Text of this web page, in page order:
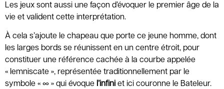
Les jeux sont aussi une façon d’évoquer le premier âge de la
vie et valident cette interprétation.
À cela s’ajoute le chapeau que porte ce jeune homme, dont
les larges bords se réunissent en un centre étroit, pour
constituer une référence cachée à la courbe appelée
« lemniscate », représentée traditionnellement par le
symbole « ∞ » qui évoque l’infini et ici couronne le Bateleur.